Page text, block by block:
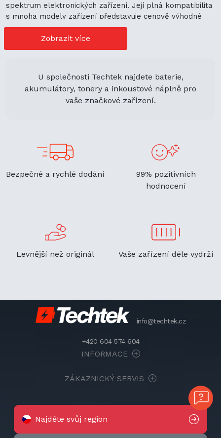
spektrum elektronických zařízení. Její plná kompatibilita
s mnoha modely zařízení představuje cenově výhodné
možnosti nákupu. Její univerzální použití navíc podporuje
ekologickou udržitelnost a zaručuje flexibilitu.
Zobrazit více
U společnosti Techtek najdete baterie,
akumulátory, tonery a inkoustové náplně pro
vaše značkové zařízení.
Bezpečné a rychlé dodání
99% pozitivních
hodnocení
Levnější než originál Vaše zařízení déle vydrží
info@techtek.cz
+420 604 574 604
INFORMACE
ZÁKAZNICKÝ SERVIS
Najděte svůj region